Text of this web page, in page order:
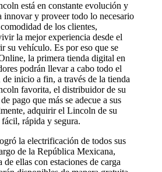
está en constante evolución y
innovar y proveer todo lo necesario
de los clientes,
la mejor experiencia desde el
su vehículo. Es por eso que se
la primera tienda digital en
podrán llevar a cabo todo el
de inicio a fin, a través de la tienda
favorita, el distribuidor de su
pago que más se adecue a sus
adquirir el Lincoln de su
rápida y segura.
la electrificación de todos sus
de la República Mexicana,
de ellas con estaciones de carga